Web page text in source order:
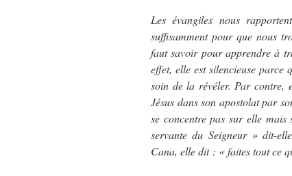
Les évangiles nous
suffisamment pour que nous
faut savoir pour apprendre à
effet, elle est silencieuse parce
soin de la révéler. Par contre,
Jésus dans son apostolat par
se concentre pas sur elle
servante du Seigneur » dit-
Cana, elle dit : « faites tout ce